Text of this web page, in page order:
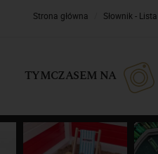
Strona główna Słownik -
TYMCZASEM NA